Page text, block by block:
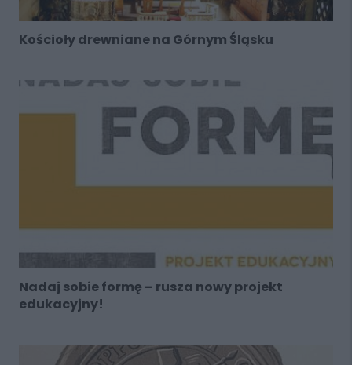
Kościoły drewniane na Górnym Śląsku
Nadaj sobie formę – rusza nowy projekt
edukacyjny!